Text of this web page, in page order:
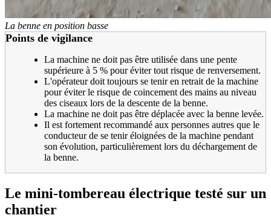
La benne en position basse
Points de vigilance
La machine ne doit pas être utilisée dans une pente
supérieure à 5 % pour éviter tout risque de renversement.
L'opérateur doit toujours se tenir en retrait de la machine
pour éviter le risque de coincement des mains au niveau
des ciseaux lors de la descente de la benne.
La machine ne doit pas être déplacée avec la benne levée.
Il est fortement recommandé aux personnes autres que le
conducteur de se tenir éloignées de la machine pendant
son évolution, particulièrement lors du déchargement de
la benne.
Le mini-tombereau électrique testé sur un
chantier